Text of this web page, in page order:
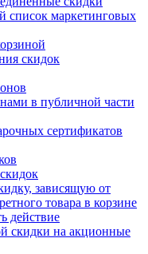
список маркетинговых
скидок
в публичной части
сертификатов
зависящую от
товара в корзине
действие
скидки на акционные